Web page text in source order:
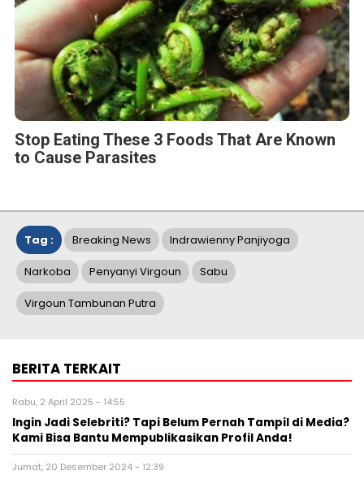
Stop Eating These 3 Foods That Are Known
to Cause Parasites
Tag : Breaking News Indrawienny Panjiyoga
Narkoba Penyanyi Virgoun Sabu
Virgoun Tambunan Putra
BERITA TERKAIT
Rabu, 2 April 2025 - 14:55
Ingin Jadi Selebriti? Tapi Belum Pernah Tampil di Media?
Kami Bisa Bantu Mempublikasikan Profil Anda!
Jumat, 20 Desember 2024 - 12:39